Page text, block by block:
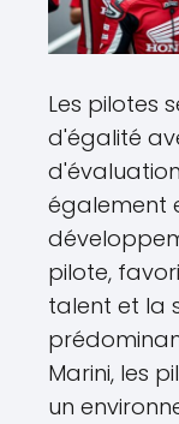
Les pilotes
d'égalité
également
pilote,
talent et la
Marini, les
un